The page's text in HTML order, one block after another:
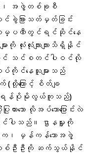
၊ အဖွဲ့တစ်ခုစီ
ြားသတ်မှတ်ခြင်း
ကုမ္ပဏီတွင်ရင်ဆိုင်နေ
လုံးလုံးလျားလျားသိရှိနိုင်
င့်တွင် သင်စတင်ပါဝင်လို
နေသူများသည်
ထို့ကြောင့် စိတ်ချ
တ်ရန်ပိုမိုလွယ်ကူသည်)
ော လိုအပ်သောပြောင်းလဲ
င်ပါသည်။ ဌာနမှူးကို
က၊ မှန်ကန်သောအဖွဲ့
ဦးဦးကို ဆက်သွယ်နိုင်